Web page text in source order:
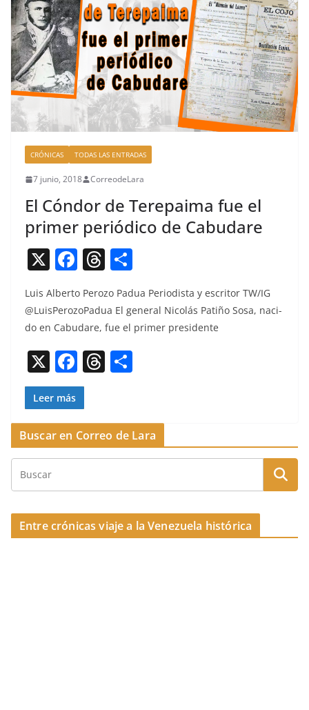
o
o
k
s tir
CRÓNICAS TODAS LAS ENTRADAS
7 junio, 2018 CorreodeLara
El Cóndor de Terepaima fue el
primer periódico de Cabudare
X F
c
e
b
o
o
k
T
re
a
d
s
o
m
p
Luis Alber­to Per­o­zo Pad­ua Peri­odista y escritor TW/IG
@LuisPerozoPadua El gen­er­al Nicolás Patiño Sosa, naci­
do en Cabu­dare, fue el primer presidente
X F
a
c
e
b
o
k
T
a
d
p
ar
Leer más
Buscar en Correo de Lara
Entre crónicas viaje a la Venezuela histórica